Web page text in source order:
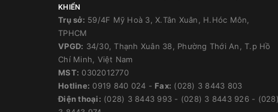
KHIỂN
Trụ sở: 59/4F Mỹ Hoà 3, X.Tân Xuân, H.Hóc Môn,
TPHCM
VPGD: 34/30, Thạnh Xuân 38, Phường Thới An, T.p Hồ
Chí Minh, Việt Nam
MST: 0302012770
Hotline: 0919 840 024 - Fax: (028) 3 8443 803
Điện thoại: (028) 3 8443 993 - (028) 3 8443 926 - (028)